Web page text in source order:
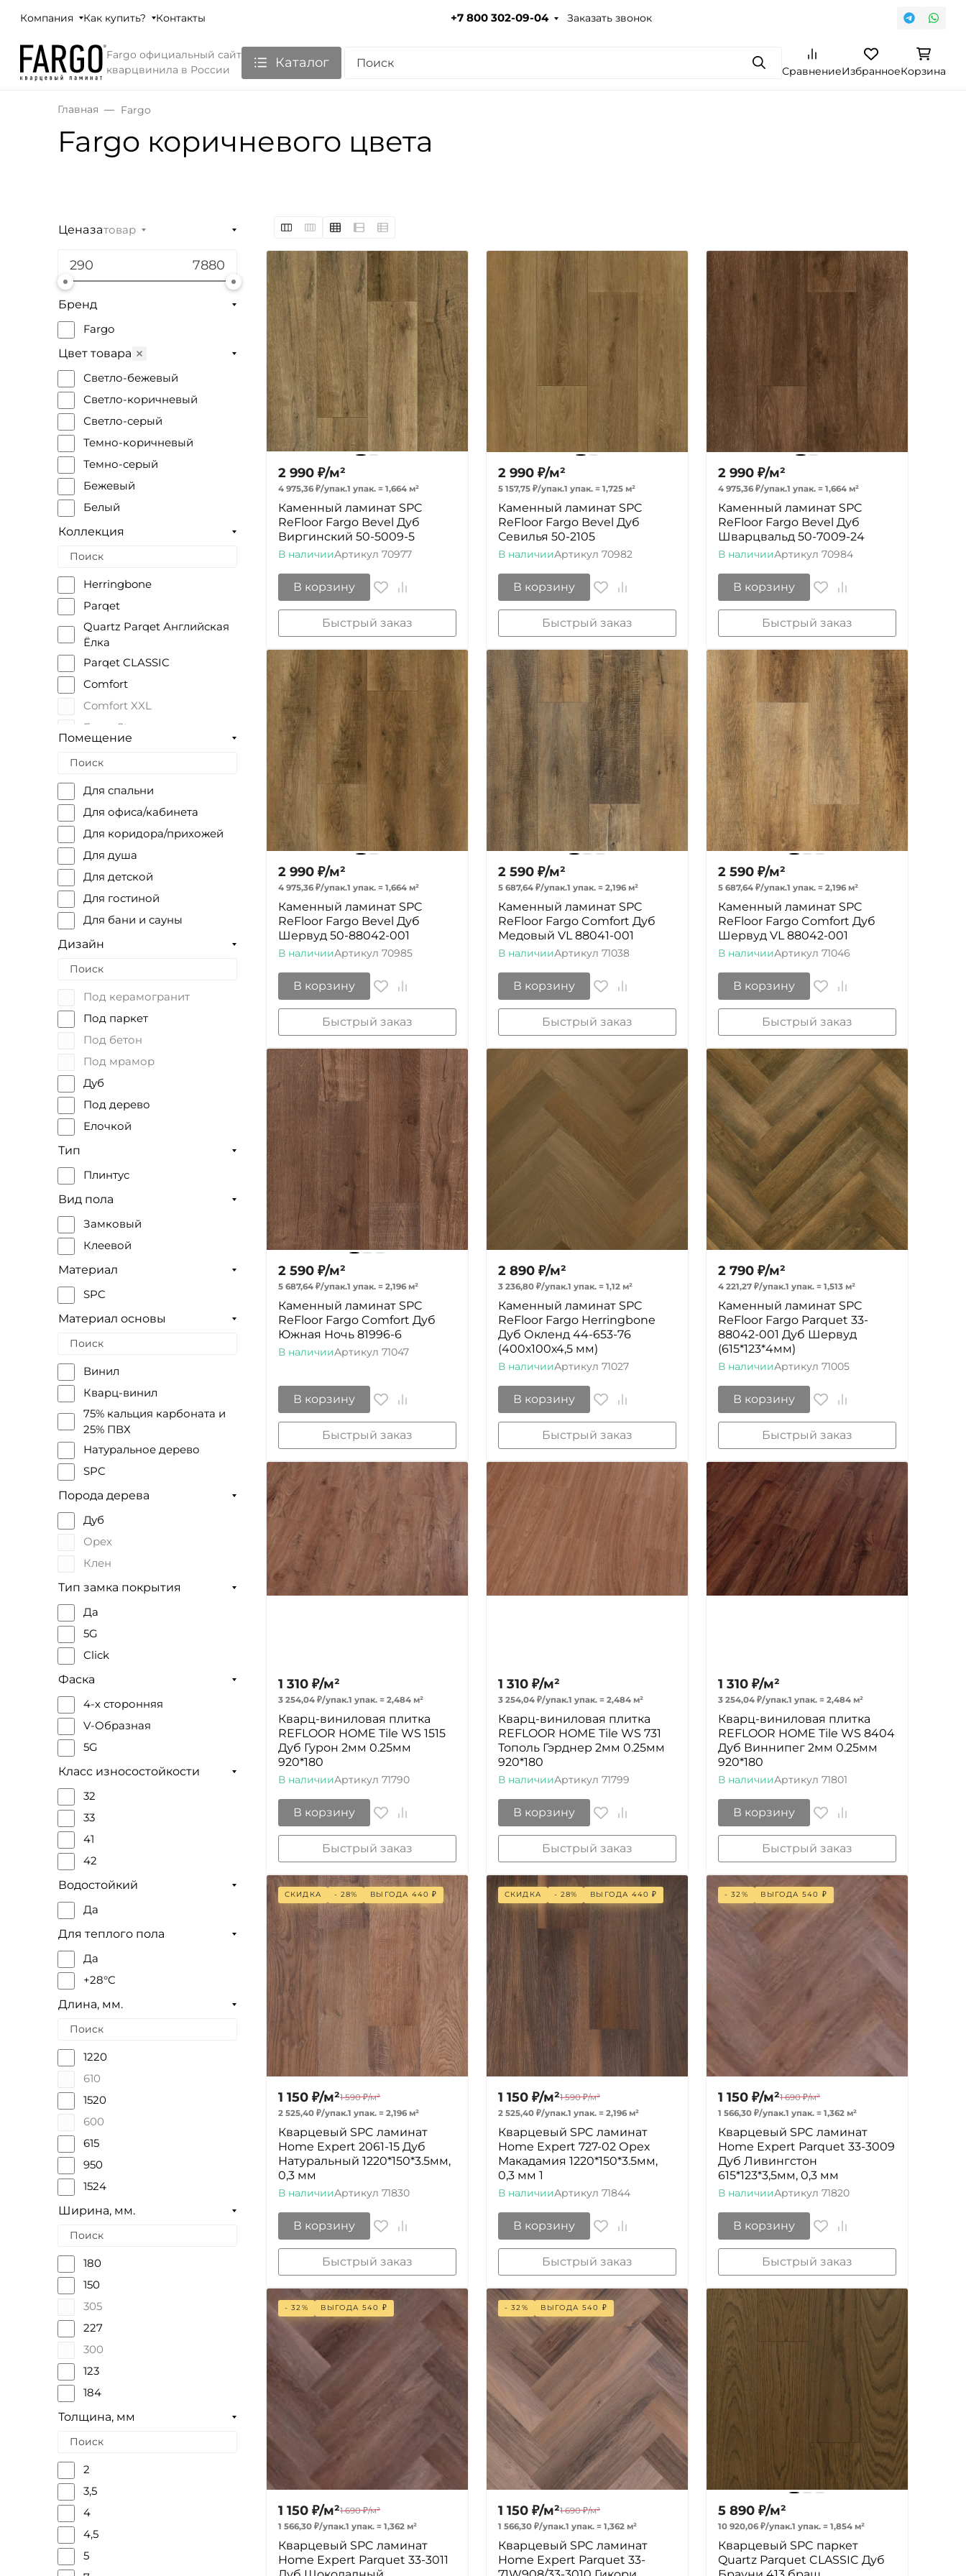
Компания Как купить? Контакты +7 800 302-09-04 Заказать звонок
Fargo официальный сайт
кварцвинила в России
Каталог ПоискСравнениеИзбранноеКорзина
Главная Fargo
Fargo коричневого цвета
Ценазатовар
Бренд
Fargo
Цвет товара
Светло-бежевый
Светло-коричневый
Светло-серый
Темно-коричневый
Темно-серый
Бежевый
Белый
Зеленый
Серый
Темный
Фиолетовый
Черный
Пробка
Светло-желтый
Светло-зеленый
Оливковый
Оранжевый
Коллекция
Herringbone
Parqet
Quartz Parqet Английская
Ёлка
Parqet CLASSIC
Comfort
Comfort XXL
Fargo Stone
Home Expert Natural
HOME Tile
Bevel
Quartz Parquet Штучный
Quartz Parquet Classic
Parquet Design
Помещение
Для спальни
Для офиса/кабинета
Для коридора/прихожей
Для душа
Для детской
Для гостиной
Для бани и сауны
Для балкона
для ванной
Для стен
Для дома
Для ресторана
Дизайн
Под керамогранит
Под паркет
Под бетон
Под мрамор
Дуб
Под дерево
Елочкой
Под плитку
Тип
Плинтус
Вид пола
Замковый
Клеевой
Материал
SPC
Материал основы
Винил
Кварц-винил
75% кальция карбоната и
25% ПВХ
Натуральное дерево
SPC
Порода дерева
Дуб
Орех
Клен
Тип замка покрытия
Да
5G
Click
Фаска
4-х сторонняя
V-Образная
5G
Класс износостойкости
32
33
41
42
Водостойкий
Да
Для теплого пола
Да
+28°C
Длина, мм.
1220
610
1520
600
615
950
1524
2200
Ширина, мм.
180
150
305
227
300
123
184
182
Толщина, мм
2
3,5
4
4,5
5
2 990 ₽/м²
4 975,36 ₽/упак.1 упак. = 1,664 м²
Каменный ламинат SPC
ReFloor Fargo Bevel Дуб
Виргинский 50-5009-5
В наличииАртикул 70977
В корзину
Быстрый заказ
2 990 ₽/м²
5 157,75 ₽/упак.1 упак.= 1,725 м²
Каменный ламинат SPC
ReFloor Fargo Bevel Дуб
Севилья 50-2105
В наличииАртикул 70982
В корзину
Быстрый заказ
2 990 ₽/м²
4 975,36 ₽/упак.1 упак.= 1,664 м²
Каменный ламинат SPC
ReFloor Fargo Bevel Дуб
Шварцвальд 50-7009-24
В наличииАртикул 70984
В корзину
Быстрый заказ
2 990 ₽/м²
4 975,36 ₽/упак.1 упак. = 1,664 м²
Каменный ламинат SPC
ReFloor Fargo Bevel Дуб
Шервуд 50-88042-001
В наличииАртикул 70985
В корзину
Быстрый заказ
2 590 ₽/м²
5 687,64 ₽/упак.1 упак.= 2,196 м²
Каменный ламинат SPC
ReFloor Fargo Comfort Дуб
Медовый VL 88041-001
В наличииАртикул 71038
В корзину
Быстрый заказ
2 590 ₽/м²
5 687,64 ₽/упак.1 упак.= 2,196 м²
Каменный ламинат SPC
ReFloor Fargo Comfort Дуб
Шервуд VL 88042-001
В наличииАртикул 71046
В корзину
Быстрый заказ
2 590 ₽/м²
5 687,64 ₽/упак.1 упак. = 2,196 м²
Каменный ламинат SPC
ReFloor Fargo Comfort Дуб
Южная Ночь 81996-6
В наличииАртикул 71047
В корзину
Быстрый заказ
2 890 ₽/м²
3 236,80 ₽/упак.1 упак.= 1,12 м²
Каменный ламинат SPC
ReFloor Fargo Herringbone
Дуб Окленд 44-653-76
(400х100х4,5 мм)
В наличииАртикул 71027
В корзину
Быстрый заказ
2 790 ₽/м²
4 221,27 ₽/упак.1 упак.= 1,513 м²
Каменный ламинат SPC
ReFloor Fargo Parquet 33-
88042-001 Дуб Шервуд
(615*123*4мм)
В наличииАртикул 71005
В корзину
Быстрый заказ
1 310 ₽/м²
3 254,04 ₽/упак.1 упак. = 2,484 м²
Кварц-виниловая плитка
REFLOOR HOME Tile WS 1515
Дуб Гурон 2мм 0.25мм
920*180
В наличииАртикул 71790
В корзину
Быстрый заказ
1 310 ₽/м²
3 254,04 ₽/упак.1 упак.= 2,484 м²
Кварц-виниловая плитка
REFLOOR HOME Tile WS 731
Тополь Гэрднер 2мм 0.25мм
920*180
В наличииАртикул 71799
В корзину
Быстрый заказ
1 310 ₽/м²
3 254,04 ₽/упак.1 упак.= 2,484 м²
Кварц-виниловая плитка
REFLOOR HOME Tile WS 8404
Дуб Виннипег 2мм 0.25мм
920*180
В наличииАртикул 71801
В корзину
Быстрый заказ
СКИДКА - 28% ВЫГОДА 440 ₽
1 150 ₽/м²1 590 ₽/м²
2 525,40 ₽/упак.1 упак. = 2,196 м²
Кварцевый SPC ламинат
Home Expert 2061-15 Дуб
Натуральный 1220*150*3.5мм,
0,3 мм
В наличииАртикул 71830
В корзину
Быстрый заказ
СКИДКА - 28% ВЫГОДА 440 ₽
1 150 ₽/м²1 590 ₽/м²
2 525,40 ₽/упак.1 упак.= 2,196 м²
Кварцевый SPC ламинат
Home Expert 727-02 Орех
Макадамия 1220*150*3.5мм,
0,3 мм 1
В наличииАртикул 71844
В корзину
Быстрый заказ
- 32% ВЫГОДА 540 ₽
1 150 ₽/м²1 690 ₽/м²
1 566,30 ₽/упак.1 упак.= 1,362 м²
Кварцевый SPC ламинат
Home Expert Parquet 33-3009
Дуб Ливингстон
615*123*3,5мм, 0,3 мм
В наличииАртикул 71820
В корзину
Быстрый заказ
- 32% ВЫГОДА 540 ₽
1 150 ₽/м²1 690 ₽/м²
1 566,30 ₽/упак.1 упак. = 1,362 м²
Кварцевый SPC ламинат
Home Expert Parquet 33-3011
- 32% ВЫГОДА 540 ₽
1 150 ₽/м²1 690 ₽/м²
1 566,30 ₽/упак.1 упак.= 1,362 м²
Кварцевый SPC ламинат
Home Expert Parquet 33-
5 890 ₽/м²
10 920,06 ₽/упак.1 упак.= 1,854 м²
Кварцевый SPC паркет
Quartz Parquet CLASSIC Дуб